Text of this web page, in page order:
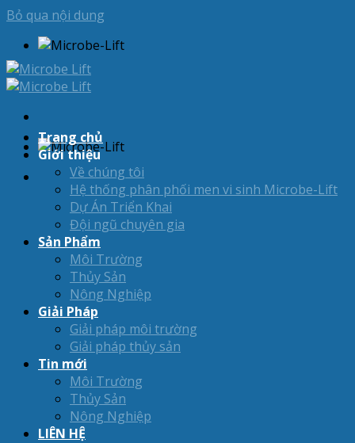
Bỏ qua nội dung
Trang chủ
Giới thiệu
Về chúng tôi
Hệ thống phân phối men vi sinh Microbe-Lift
Dự Án Triển Khai
Đội ngũ chuyên gia
Sản Phẩm
Môi Trường
Thủy Sản
Nông Nghiệp
Giải Pháp
Giải pháp môi trường
Giải pháp thủy sản
Tin mới
Môi Trường
Thủy Sản
Nông Nghiệp
LIÊN HỆ